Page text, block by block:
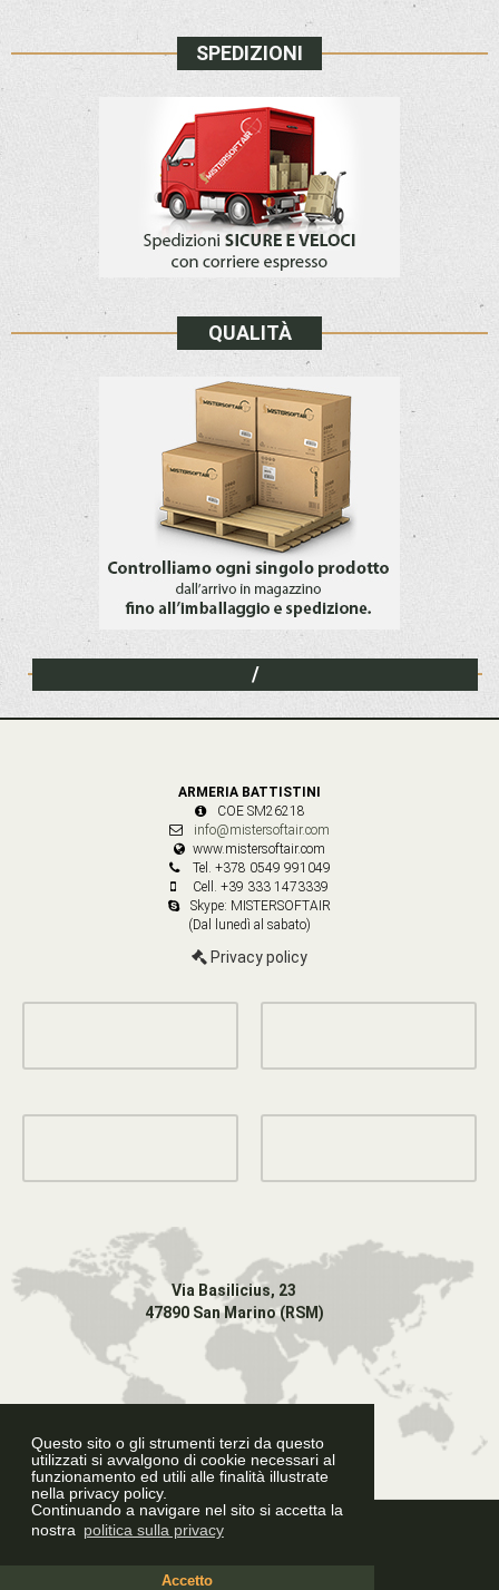
Questo sito o gli strumenti terzi da questo
utilizzati si avvalgono di cookie necessari al
funzionamento ed utili alle finalità illustrate
nella privacy policy.
Continuando a navigare nel sito si accetta la
nostra politica sulla privacy
Accetto
SPEDIZIONI
QUALITÀ
/
ARMERIA BATTISTINI
COE SM26218
info@mistersoftair.com
www.mistersoftair.com
Tel. +378 0549 991049
Cell. +39 333 1473339
Skype: MISTERSOFTAIR
(Dal lunedì al sabato)
Privacy policy
Via Basilicius, 23
47890 San Marino (RSM)
Graphic Design